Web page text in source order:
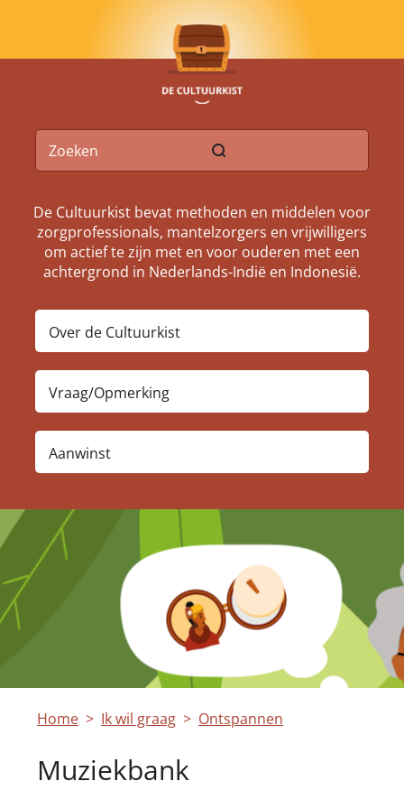
De Cultuurkist bevat methoden en middelen voor
zorgprofessionals, mantelzorgers en vrijwilligers
om actief te zijn met en voor ouderen met een
achtergrond in Nederlands-Indië en Indonesië.
Over de Cultuurkist
Vraag/Opmerking
Aanwinst
Home Ik wil graag Ontspannen
Muziekbank